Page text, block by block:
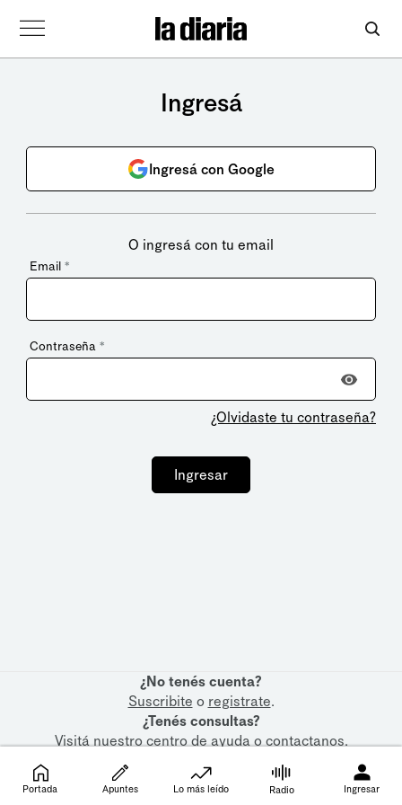
Ingresá
Ingresá con Google
O ingresá con tu email
Email *
Contraseña *
¿Olvidaste tu contraseña?
Ingresar
¿No tenés cuenta?
Suscribite o registrate.
¿Tenés consultas?
Visitá nuestrocentro de ayudaocontactanos.
Portada Apuntes Lo más leído Radio Ingresar